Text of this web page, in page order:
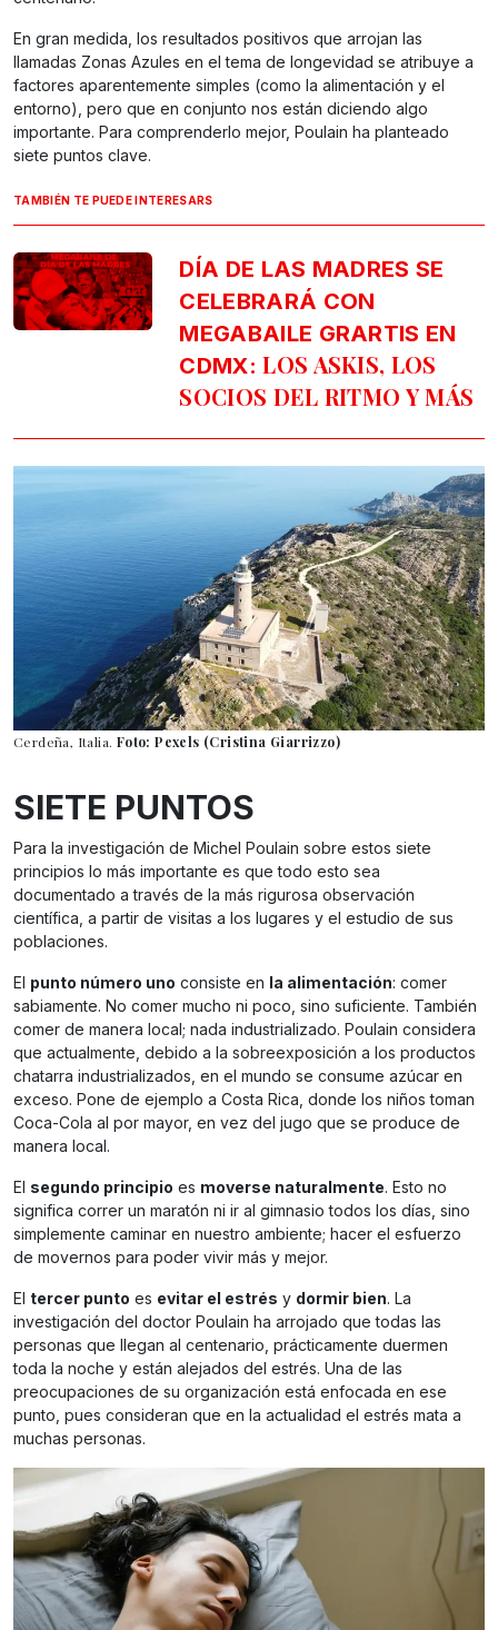
En gran medida, los resultados positivos que arrojan las
llamadas Zonas Azules en el tema de longevidad se atribuye a
factores aparentemente simples (como la alimentación y el
entorno), pero que en conjunto nos están diciendo algo
importante. Para comprenderlo mejor, Poulain ha planteado
siete puntos clave.
TAMBIÉN TE PUEDE INTERESARS
DÍA DE LAS MADRES SE
CELEBRARÁ CON
MEGABAILE GRARTIS EN
CDMX: LOS ASKIS, LOS
SOCIOS DEL RITMO Y MÁS
Cerdeña, Italia. Foto: Pexels (Cristina Giarrizzo)
SIETE PUNTOS
Para la investigación de Michel Poulain sobre estos siete
principios lo más importante es que todo esto sea
documentado a través de la más rigurosa observación
científica, a partir de visitas a los lugares y el estudio de sus
poblaciones.
El punto número uno consiste en la alimentación: comer
sabiamente. No comer mucho ni poco, sino suficiente. También
comer de manera local; nada industrializado. Poulain considera
que actualmente, debido a la sobreexposición a los productos
chatarra industrializados, en el mundo se consume azúcar en
exceso. Pone de ejemplo a Costa Rica, donde los niños toman
Coca-Cola al por mayor, en vez del jugo que se produce de
manera local.
El segundo principio es moverse naturalmente. Esto no
significa correr un maratón ni ir al gimnasio todos los días, sino
simplemente caminar en nuestro ambiente; hacer el esfuerzo
de movernos para poder vivir más y mejor.
El tercer punto es evitar el estrés y dormir bien. La
investigación del doctor Poulain ha arrojado que todas las
personas que llegan al centenario, prácticamente duermen
toda la noche y están alejados del estrés. Una de las
preocupaciones de su organización está enfocada en ese
punto, pues consideran que en la actualidad el estrés mata a
muchas personas.